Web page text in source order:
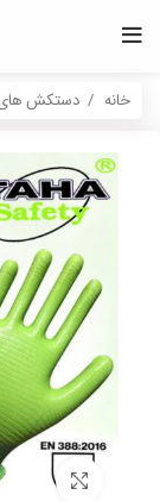
خانه دستکش های
برای